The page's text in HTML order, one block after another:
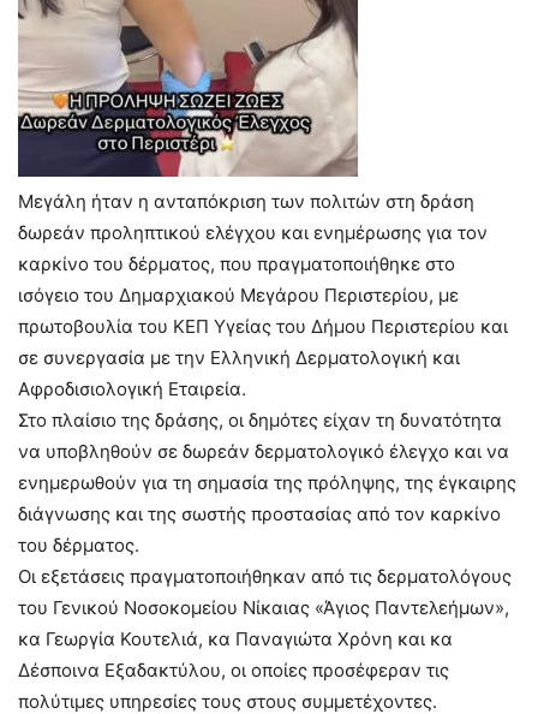
Μεγάλη ήταν η ανταπόκριση των πολιτών στη δράση
δωρεάν προληπτικού ελέγχου και ενημέρωσης για τον
καρκίνο του δέρματος, που πραγματοποιήθηκε στο
ισόγειο του Δημαρχιακού Μεγάρου Περιστερίου, με
πρωτοβουλία του ΚΕΠ Υγείας του Δήμου Περιστερίου και
σε συνεργασία με την Ελληνική Δερματολογική και
Αφροδισιολογική Εταιρεία.
Στο πλαίσιο της δράσης, οι δημότες είχαν τη δυνατότητα
να υποβληθούν σε δωρεάν δερματολογικό έλεγχο και να
ενημερωθούν για τη σημασία της πρόληψης, της έγκαιρης
διάγνωσης και της σωστής προστασίας από τον καρκίνο
του δέρματος.
Οι εξετάσεις πραγματοποιήθηκαν από τις δερματολόγους
του Γενικού Νοσοκομείου Νίκαιας «Άγιος Παντελεήμων»,
κα Γεωργία Κουτελιά, κα Παναγιώτα Χρόνη και κα
Δέσποινα Εξαδακτύλου, οι οποίες προσέφεραν τις
πολύτιμες υπηρεσίες τους στους συμμετέχοντες.